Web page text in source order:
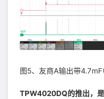
图5、友商A输出带
TPW4020DQ的推出，